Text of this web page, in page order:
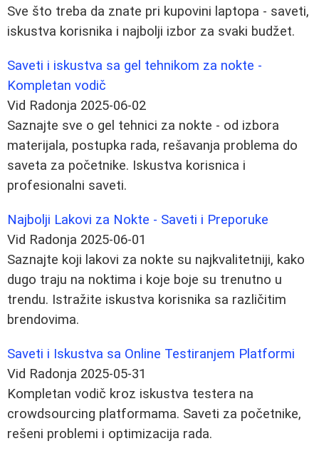
Sve što treba da znate pri kupovini laptopa - saveti,
iskustva korisnika i najbolji izbor za svaki budžet.
Saveti i iskustva sa gel tehnikom za nokte -
Kompletan vodič
Vid Radonja 2025-06-02
Saznajte sve o gel tehnici za nokte - od izbora
materijala, postupka rada, rešavanja problema do
saveta za početnike. Iskustva korisnica i
profesionalni saveti.
Najbolji Lakovi za Nokte - Saveti i Preporuke
Vid Radonja 2025-06-01
Saznajte koji lakovi za nokte su najkvalitetniji, kako
dugo traju na noktima i koje boje su trenutno u
trendu. Istražite iskustva korisnika sa različitim
brendovima.
Saveti i Iskustva sa Online Testiranjem Platformi
Vid Radonja 2025-05-31
Kompletan vodič kroz iskustva testera na
crowdsourcing platformama. Saveti za početnike,
rešeni problemi i optimizacija rada.